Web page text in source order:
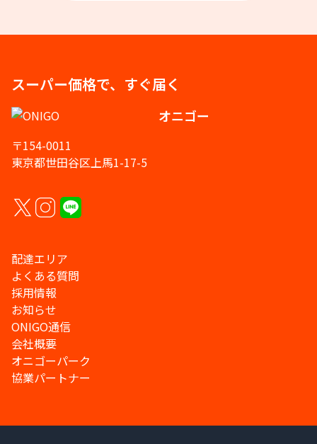
スーパー価格で、すぐ届く
オニゴー
〒154-0011
東京都世田谷区上馬1-17-5
配達エリア
よくある質問
採用情報
お知らせ
ONIGO通信
会社概要
オニゴーパーク
協業パートナー